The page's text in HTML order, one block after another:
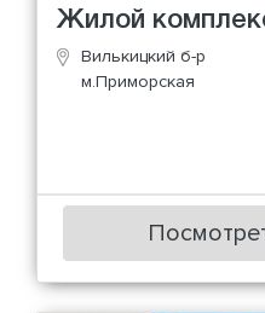
Жилой
Вилькицкий б-р
м.Приморская